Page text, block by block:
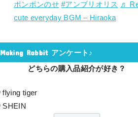
ポンポンのせ #アンブリオリス ♬
cute everyday BGM – Hiraoka
Making Rabbit アンケート♪
どちらの購入品紹介が好き？
flying tiger
SHEIN